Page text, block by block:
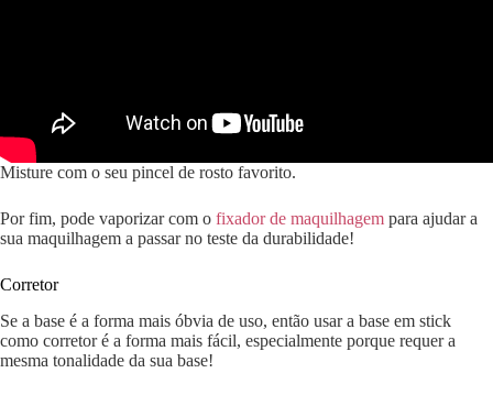
Misture com o seu pincel de rosto favorito.
Por fim, pode vaporizar com o fixador de maquilhagem para ajudar a
sua maquilhagem a passar no teste da durabilidade!
Corretor
Se a base é a forma mais óbvia de uso, então usar a base em stick
como corretor é a forma mais fácil, especialmente porque requer a
mesma tonalidade da sua base!